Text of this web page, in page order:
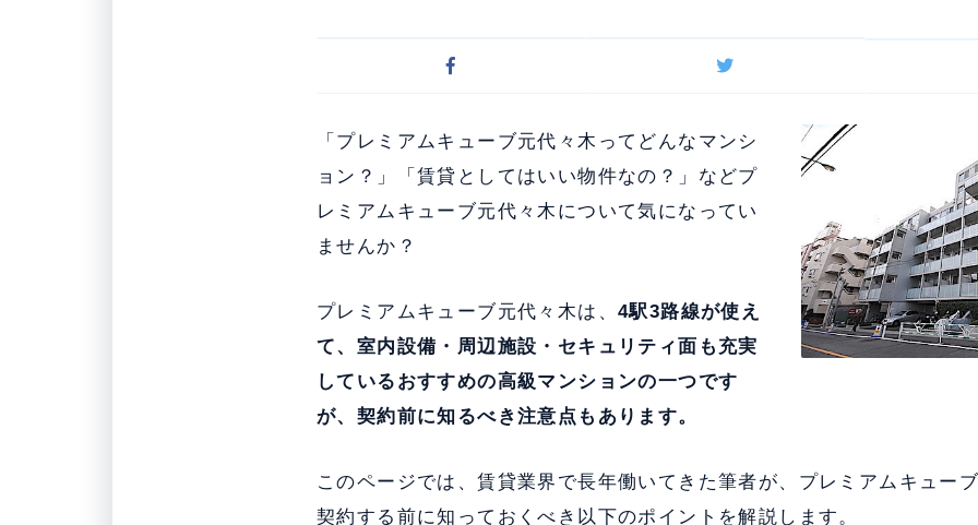
「プレミアムキューブ元代々木ってどんなマンシ
ョン？」「賃貸としてはいい物件なの？」などプ
レミアムキューブ元代々木について気になってい
ませんか？
プレミアムキューブ元代々木は、 4駅3路線が使え
て、 室内設備・周辺施設・セキュリティ面も充実
している おすすめの高級マンションの一つです
が、契約前に知るべき注意点もあります。
このページでは、賃貸業界で長年働いてきた筆者が、プレミアムキュー
契約する前に知っておくべき以下のポイントを解説します。